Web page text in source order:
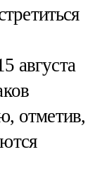
августа
отметив,